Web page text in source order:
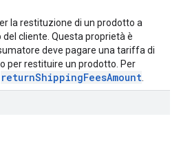
la restituzione di un prodotto a
cliente. Questa proprietà è
deve pagare una tariffa di
per restituire un prodotto. Per
returnShippingFeesAmount